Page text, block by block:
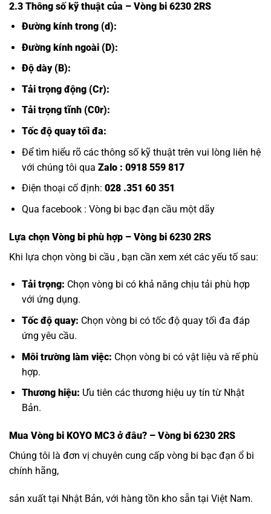
2.3 Thông số kỹ thuật của – Vòng bi 6230 2RS
Đường kính trong (d):
Đường kính ngoài (D):
Độ dày (B):
Tải trọng động (Cr):
Tải trọng tĩnh (C0r):
Tốc độ quay tối đa:
Để tìm hiểu rõ các thông số kỹ thuật trên vui lòng liên hệ
với chúng tôi qua Zalo : 0918 559 817
Điện thoại cố định: 028 .351 60 351
Qua facebook : Vòng bi bạc đạn cầu một dãy
Lựa chọn Vòng bi phù hợp – Vòng bi 6230 2RS
Khi lựa chọn vòng bi cầu , bạn cần xem xét các yếu tố sau:
Tải trọng: Chọn vòng bi có khả năng chịu tải phù hợp
với ứng dụng.
Tốc độ quay: Chọn vòng bi có tốc độ quay tối đa đáp
ứng yêu cầu.
Môi trường làm việc: Chọn vòng bi có vật liệu và rế phù
hợp.
Thương hiệu: Ưu tiên các thương hiệu uy tín từ Nhật
Bản.
Mua Vòng bi KOYO MC3 ở đâu? – Vòng bi 6230 2RS
Chúng tôi là đơn vị chuyên cung cấp vòng bi bạc đạn ổ bi
chính hãng,
sản xuất tại Nhật Bản, với hàng tồn kho sẵn tại Việt Nam.